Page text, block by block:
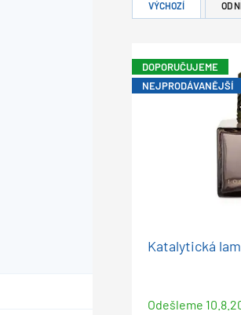
VÝCHOZÍ OD
DOPORUČUJEME
NEJPRODÁVANĚJŠÍ
Katalytická
Odešleme